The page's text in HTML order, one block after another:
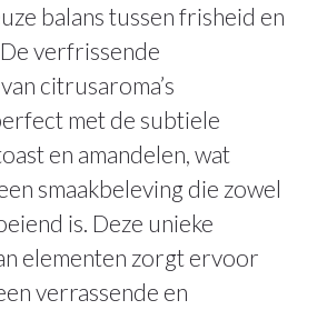
balans tussen frisheid en
verfrissende
citrusaroma’s
met de subtiele
en amandelen, wat
smaakbeleving die zowel
is. Deze unieke
elementen zorgt ervoor
verrassende en